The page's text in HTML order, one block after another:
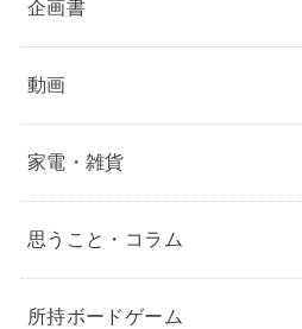
企画書
動画
家電・雑貨
思うこと・コラム
所持ボードゲーム